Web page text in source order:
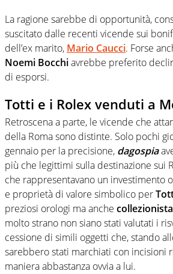
La ragione sarebbe di opportunità,
suscitato dalle recenti vicende sui
dell’ex marito, Mario Caucci. Forse
Noemi Bocchiavrebbe preferito
di esporsi.
Totti e i Rolex venduti a
Retroscena a parte, le vicende che
della Roma sono distinte. Solo pochi
gennaio per la precisione, dagospia
più che legittimi sulla destinazione sui
che rappresentavano un investimento
e proprietà di valore simbolico per
preziosi orologi ma anche
molto strano non siano stati valutati i
cessione di simili oggetti che, stando
sarebbero stati marchiati con incisioni
maniera abbastanza ovvia a lui.